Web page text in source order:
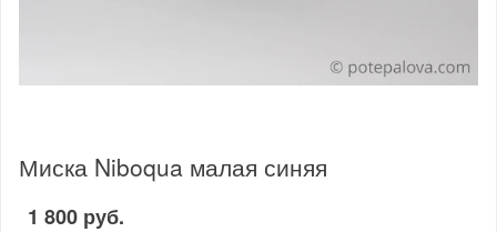
Миска Niboqua малая синяя
1 800 руб.